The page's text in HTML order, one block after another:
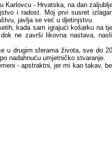
Karlovcu - Hrvatska, na dan
i radost. Moj prvi susret
javlja se već u djetinjstvu.
kada sam igrajući košarku na
ne završi likovna nastava,
u drugim sferama života, sve do
nadahnuću umjetničko stvaranje.
- apstraktni, jer mi kao takav,